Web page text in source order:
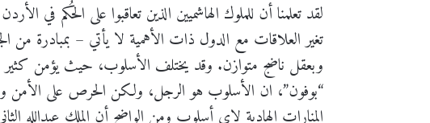
لقد تعلمنا أن للملوك الهاشميين الذين تعاقبوا على الحُكم
تغير العلاقات مع الدول ذات الأهمية لا يأتي – بمبادرة من
وبعقل ناضج متوازن. وقد يختلف الأسلوب، حيث يؤمن كثير
“بوفون”، ان الأسلوب هو الرجل، ولكن الحرص على الأمن